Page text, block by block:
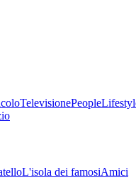
TelevisionePeople
L'isola dei famosiAmici